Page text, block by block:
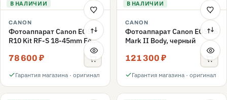
В НАЛИЧИИ
CANON
Фотоаппарат Canon EOS
R10 Kit RF-S 18-45mm F4.5-
78 600 ₽
Гарантия магазина · оригинал
В НАЛИЧИИ
CANON
Фотоаппарат Canon EOS R6
Mark II Body, черный
121 300 ₽
Гарантия магазина · оригинал